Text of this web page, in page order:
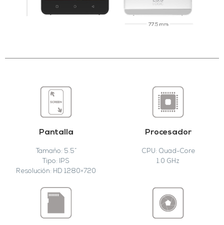
Pantalla
Tamaño: 5.5”
Tipo: IPS
Resolución: HD 1280×720
Procesador
CPU: Quad-Core
1.0 GHz